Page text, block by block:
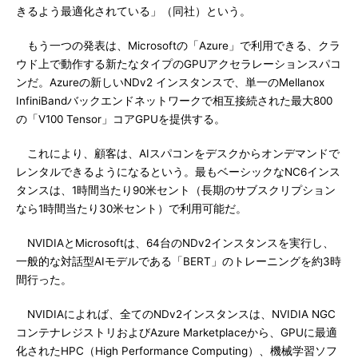
きるよう最適化されている」（同社）という。
もう一つの発表は、Microsoftの「Azure」で利用できる、クラ
ウド上で動作する新たなタイプのGPUアクセラレーションスパコ
ンだ。Azureの新しいNDv2 インスタンスで、単一のMellanox
InfiniBandバックエンドネットワークで相互接続された最大800
の「V100 Tensor」コアGPUを提供する。
これにより、顧客は、AIスパコンをデスクからオンデマンドで
レンタルできるようになるという。最もベーシックなNC6インス
タンスは、1時間当たり90米セント（長期のサブスクリプション
なら1時間当たり30米セント）で利用可能だ。
NVIDIAとMicrosoftは、64台のNDv2インスタンスを実行し、
一般的な対話型AIモデルである「BERT」のトレーニングを約3時
間行った。
NVIDIAによれば、全てのNDv2インスタンスは、NVIDIA NGC
コンテナレジストリおよびAzure Marketplaceから、GPUに最適
化されたHPC（High Performance Computing）、機械学習ソフ